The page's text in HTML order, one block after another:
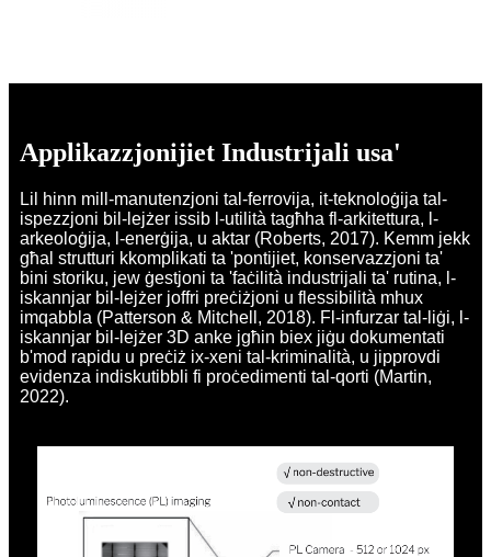
Applikazzjonijiet Industrijali usa'
Lil hinn mill-manutenzjoni tal-ferrovija, it-teknoloġija tal-
ispezzjoni bil-lejżer issib l-utilità tagħha fl-arkitettura, l-
arkeoloġija, l-enerġija, u aktar (Roberts, 2017). Kemm jekk
għal strutturi kkomplikati ta 'pontijiet, konservazzjoni ta'
bini storiku, jew ġestjoni ta 'faċilità industrijali ta' rutina, l-
iskannjar bil-lejżer joffri preċiżjoni u flessibilità mhux
imqabbla (Patterson & Mitchell, 2018). Fl-infurzar tal-liġi, l-
iskannjar bil-lejżer 3D anke jgħin biex jiġu dokumentati
b'mod rapidu u preċiż ix-xeni tal-kriminalità, u jipprovdi
evidenza indiskutibbli fi proċedimenti tal-qorti (Martin,
2022).